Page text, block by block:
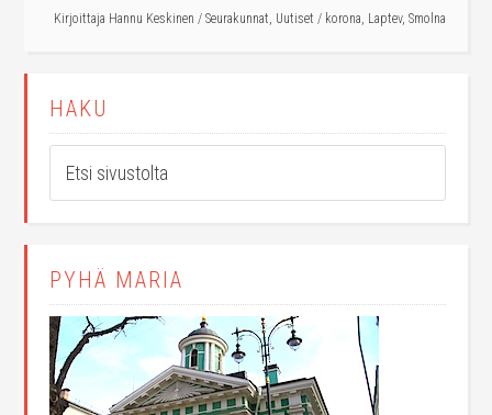
Kirjoittaja Hannu Keskinen / Seurakunnat, Uutiset / korona, Laptev, Smolna
HAKU
PYHÄ MARIA